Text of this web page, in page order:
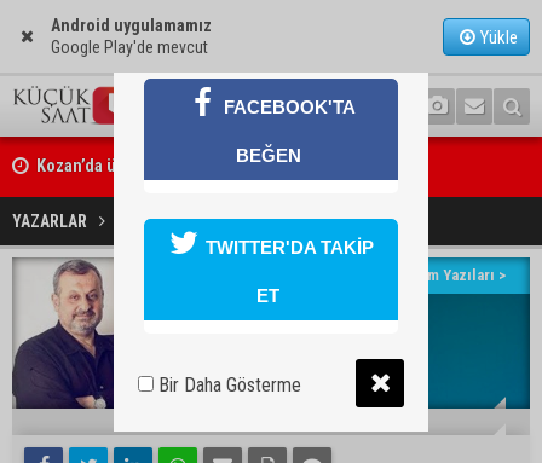
Android uygulamamız
Google Play'de mevcut
Yükle
Kozan’da üreticilere yangın ve anız uyarısı
Ceyhan’da yağlık ayçiçeği hasadı başladı
YAZARLAR Vedat Kahyalar Gençliğe vuran vurana..
Vedat Kahyalar
Yazarın Tüm Yazıları >
FACEBOOK'TA
BEĞEN
TWITTER'DA TAKİP
ET
Bir Daha Gösterme